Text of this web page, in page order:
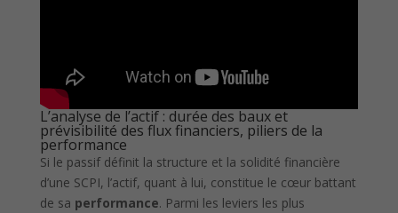
L’analyse de l’actif : durée des baux et
prévisibilité des flux financiers, piliers de la
performance
Si le passif définit la structure et la solidité financière
d’une SCPI, l’actif, quant à lui, constitue le cœur battant
de sa performance. Parmi les leviers les plus